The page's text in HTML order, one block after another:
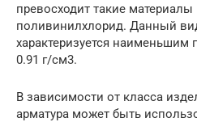
превосходит такие
поливинилхлорид. Данный
характеризуется наименьшим
0.91 г/см3.
В зависимости от класса
арматура может быть